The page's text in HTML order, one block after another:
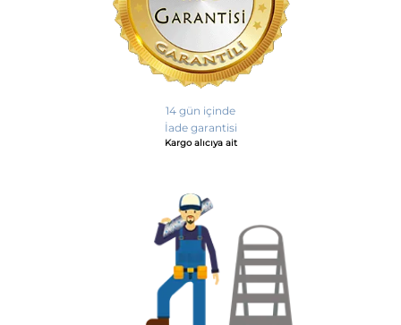
14 gün içinde
İade garantisi
Kargo alıcıya ait